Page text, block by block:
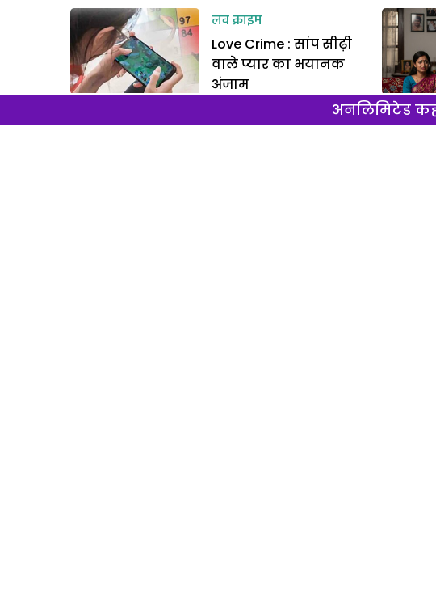
लव क्राइम
Love Crime : सांप सीढ़ी
वाले प्यार का भयानक
अंजाम
अनलिमिटेड